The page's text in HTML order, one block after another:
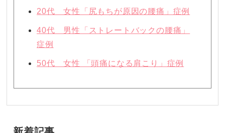
20代 女性「尻もちが原因の腰痛」症例
40代 男性「ストレートバックの腰痛」
症例
50代 女性 「頭痛になる肩こり」症例